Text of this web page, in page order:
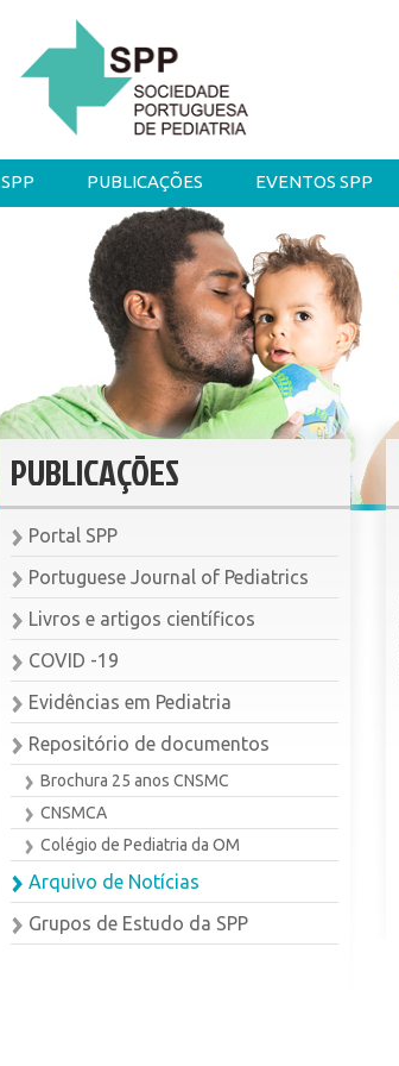
SPP PUBLICAÇÕES EVENTOS SPP
PUBLICAÇÕES
Portal SPP
Portuguese Journal of Pediatrics
Livros e artigos científicos
COVID -19
Evidências em Pediatria
Repositório de documentos
Brochura 25 anos CNSMC
CNSMCA
Colégio de Pediatria da OM
Arquivo de Notícias
Grupos de Estudo da SPP